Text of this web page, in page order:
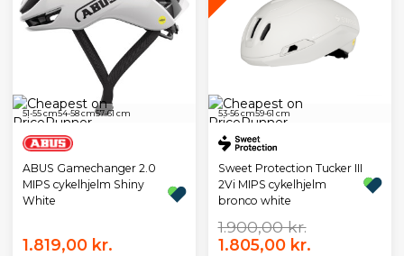
51-55 cm54-58 cm57-61 cm
ABUS Gamechanger 2.0
MIPS cykelhjelm Shiny
White
1.819,00 kr.
53-56 cm59-61 cm
Sweet Protection Tucker III
2Vi MIPS cykelhjelm
bronco white
1.900,00 kr.
1.805,00 kr.